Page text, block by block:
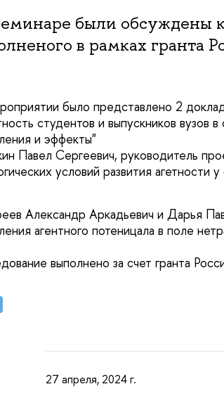
были обсуждены
в рамках гранта
было представлено 2
студентов и выпускников вузов
и эффекты"
Павел Сергеевич, руководитель
условий развития агетности
Александр Аркадьевич и Дарья
агентного потеницала в поле
выполнено за счет гранта
27 апреля, 2024 г.